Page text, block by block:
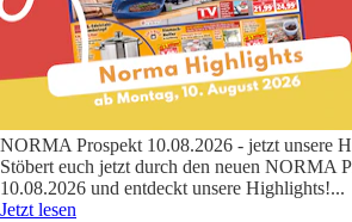
NORMA Prospekt 10.08.2026 - jetzt unsere
Stöbert euch jetzt durch den neuen NORMA
10.08.2026 und entdeckt unsere Highlights!...
Jetzt lesen